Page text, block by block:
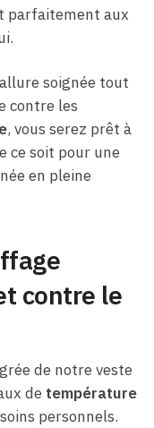
parfaitement aux
soignée tout
contre les
, vous serez prêt à
ce soit pour une
en pleine
contre le
de notre veste
de température
personnels.